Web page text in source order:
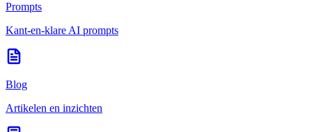
Prompts
Kant-en-klare AI prompts
Blog
Artikelen en inzichten